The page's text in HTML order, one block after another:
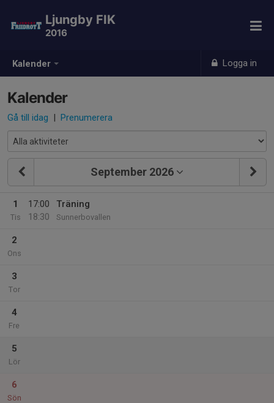
Kalender Logga in
Ljungby FIK
2016
Kalender
Gå till idag | Prenumerera
September 2026
1
Tis
17:00
18:30
Träning
Sunnerbovallen
2
Ons
3
Tor
4
Fre
5
Lör
6
Sön